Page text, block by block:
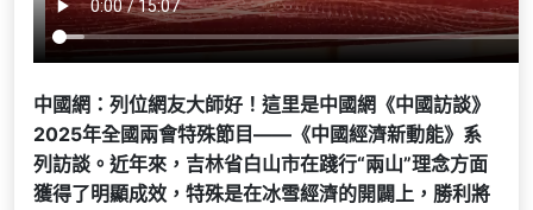
中國網：列位網友大師好！這里是中國網《中國訪談》
2025年全國兩會特殊節目——《中國經濟新動能》系
列訪談。近年來，吉林省白山市在踐行“兩山”理念方面
獲得了明顯成效，特殊是在冰雪經濟的開闢上，勝利將